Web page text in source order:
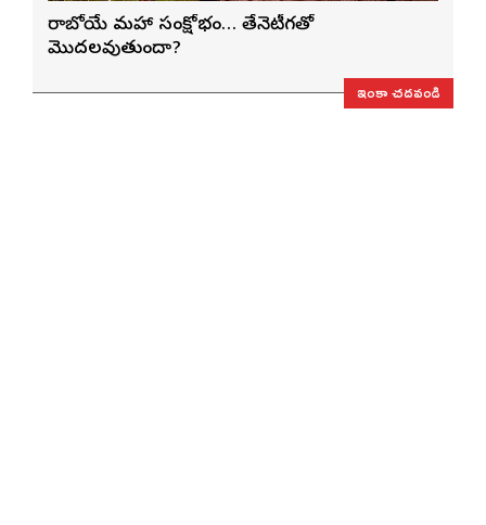
రాబోయే మహా సంక్షోభం… తేనెటీగతో
మొదలవుతుందా?
ఇంకా చదవండి